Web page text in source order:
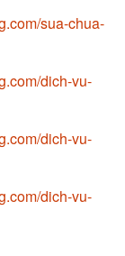
sua-chua-
dich-vu-
dich-vu-
dich-vu-